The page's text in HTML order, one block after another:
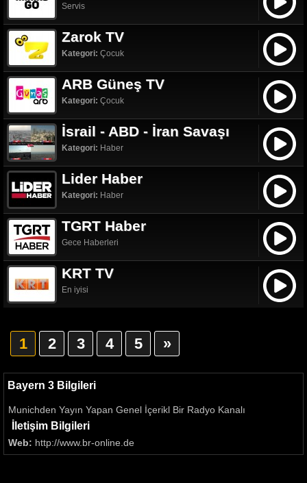
Servis
Zarok TV
Kategori: Çocuk
ARB Güneş TV
Kategori: Çocuk
İsrail - ABD - İran Savaşı
Kategori: Haber
Lider Haber
Kategori: Haber
TGRT Haber
Gece Haberleri
KRT TV
En iyisi
1 2 3 4 5 »
Bayern 3 Bilgileri
Munichden Yayın Yapan Genel İçerikl Bir Radyo Kanalı
İletişim Bilgileri
Web: http://www.br-online.de